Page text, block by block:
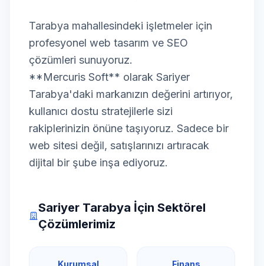
Tarabya mahallesindeki işletmeler için
profesyonel web tasarım ve SEO
çözümleri sunuyoruz.
**Mercuris Soft** olarak Sariyer
Tarabya'daki markanızın değerini artırıyor,
kullanıcı dostu stratejilerle sizi
rakiplerinizin önüne taşıyoruz. Sadece bir
web sitesi değil, satışlarınızı artıracak
dijital bir şube inşa ediyoruz.
Sariyer Tarabya İçin Sektörel
Çözümlerimiz
Kurumsal Finans